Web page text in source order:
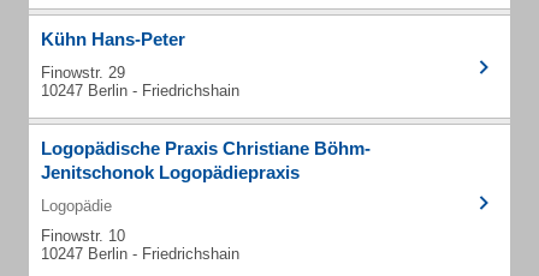
Kühn Hans-Peter
Finowstr. 29
10247 Berlin - Friedrichshain
Logopädische Praxis Christiane Böhm-
Jenitschonok Logopädiepraxis
Logopädie
Finowstr. 10
10247 Berlin - Friedrichshain